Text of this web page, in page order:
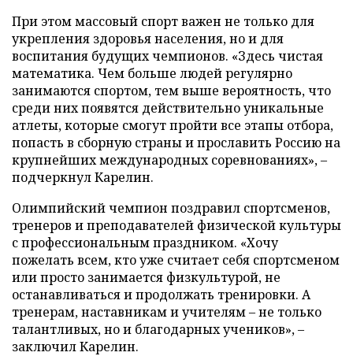
При этом массовый спорт важен не только для
укрепления здоровья населения, но и для
воспитания будущих чемпионов. «Здесь чистая
математика. Чем больше людей регулярно
занимаются спортом, тем выше вероятность, что
среди них появятся действительно уникальные
атлеты, которые смогут пройти все этапы отбора,
попасть в сборную страны и прославить Россию на
крупнейших международных соревнованиях», –
подчеркнул Карелин.
Олимпийский чемпион поздравил спортсменов,
тренеров и преподавателей физической культуры
с профессиональным праздником. «Хочу
пожелать всем, кто уже считает себя спортсменом
или просто занимается физкультурой, не
останавливаться и продолжать тренировки. А
тренерам, наставникам и учителям – не только
талантливых, но и благодарных учеников», –
заключил Карелин.